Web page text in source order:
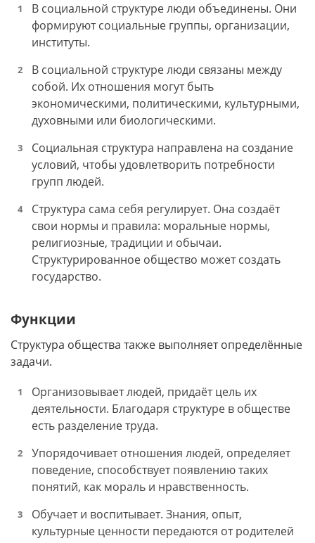
В социальной структуре люди объединены. Они
формируют социальные группы, организации,
институты.
В социальной структуре люди связаны между
собой. Их отношения могут быть
экономическими, политическими, культурными,
духовными или биологическими.
Социальная структура направлена на создание
условий, чтобы удовлетворить потребности
групп людей.
Структура сама себя регулирует. Она создаёт
свои нормы и правила: моральные нормы,
религиозные, традиции и обычаи.
Структурированное общество может создать
государство.
Функции
Структура общества также выполняет определённые
задачи.
Организовывает людей, придаёт цель их
деятельности. Благодаря структуре в обществе
есть разделение труда.
Упорядочивает отношения людей, определяет
поведение, способствует появлению таких
понятий, как мораль и нравственность.
Обучает и воспитывает. Знания, опыт,
культурные ценности передаются от родителей